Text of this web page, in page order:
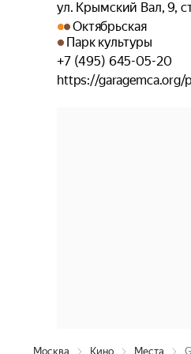
ул. Крымский Вал, 9,
Октябрьская
Парк культуры
+7 (495) 645-05-20
https://garagemca.org/
Москва Кино Места